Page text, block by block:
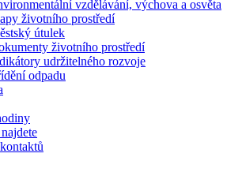
vzdělávání, výchova a osvěta
životního prostředí
útulek
životního prostředí
udržitelného rozvoje
odpadu